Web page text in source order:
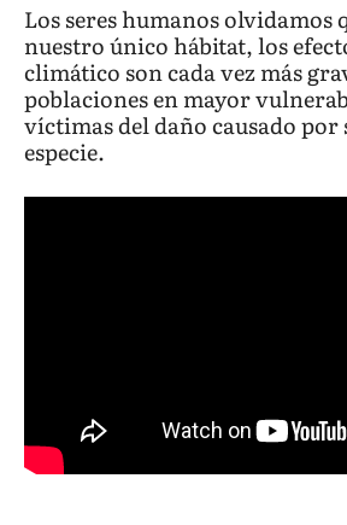
Los seres humanos olvidamos
nuestro único hábitat, los
climático son cada vez más
poblaciones en mayor
víctimas del daño causado por
especie.